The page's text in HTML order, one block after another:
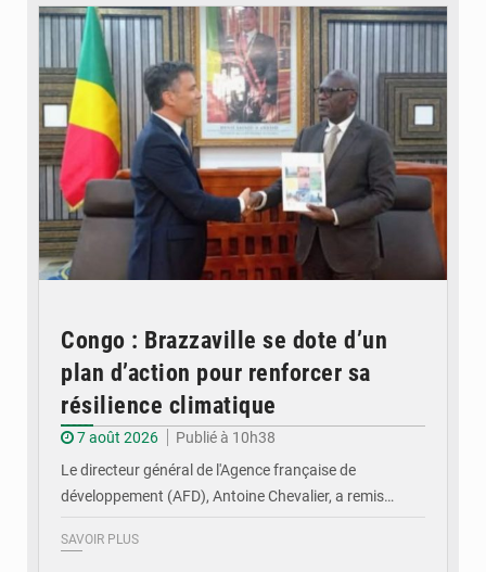
Congo : Brazzaville se dote d’un
plan d’action pour renforcer sa
résilience climatique
7 août 2026
Publié à 10h38
Le directeur général de l'Agence française de
développement (AFD), Antoine Chevalier, a remis…
SAVOIR PLUS